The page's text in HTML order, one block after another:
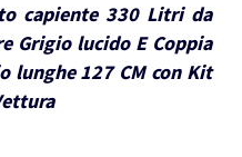
capiente 330 Litri da
Grigio lucido E Coppia
lunghe 127 CM con Kit